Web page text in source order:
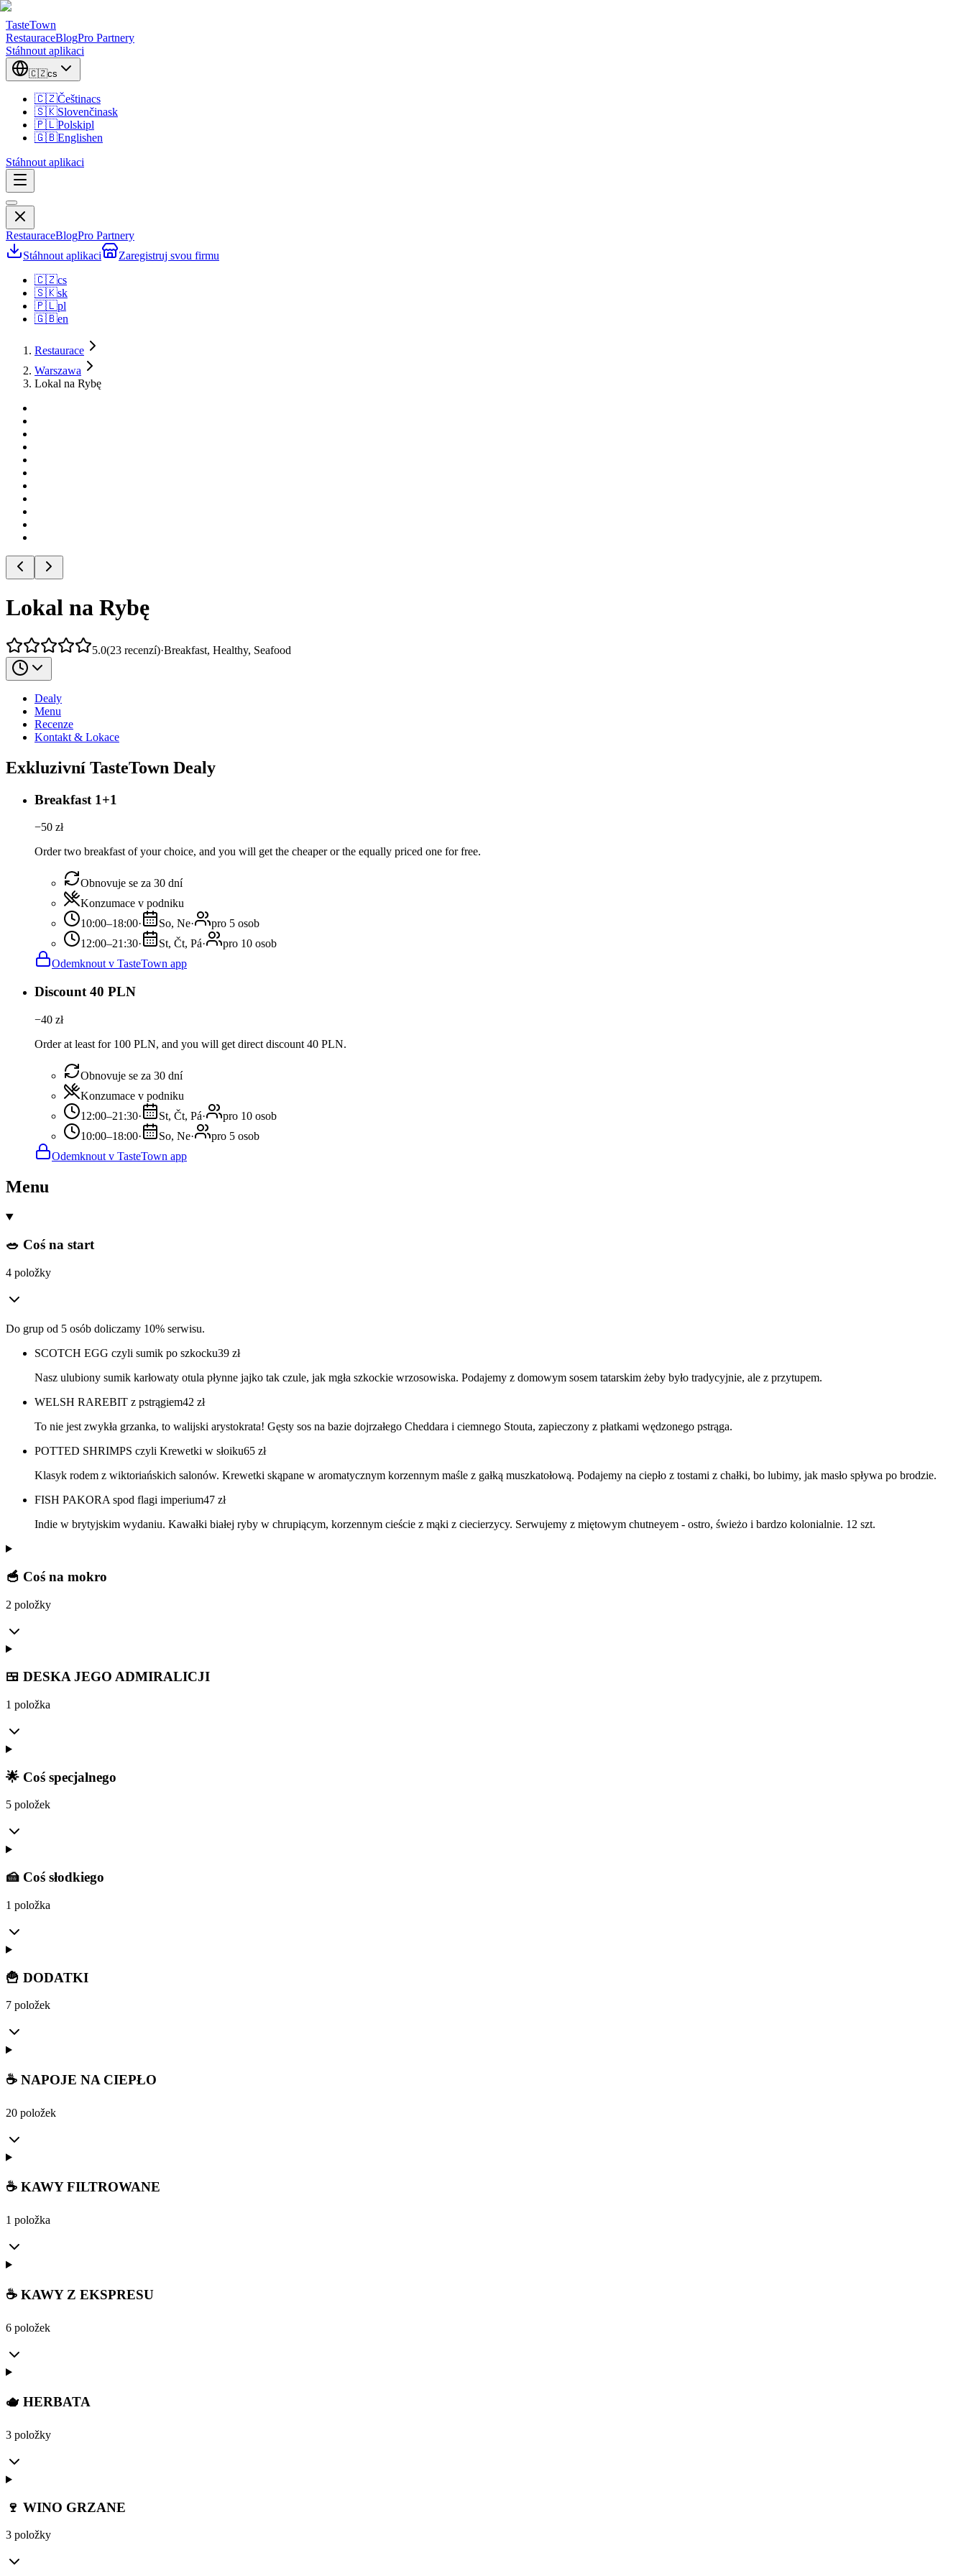
TasteTown
RestauraceBlogPro Partnery
Stáhnout aplikaci
🇨🇿cs
🇨🇿Češtinacs
🇸🇰Slovenčinask
🇵🇱Polskipl
🇬🇧Englishen
Stáhnout aplikaci
RestauraceBlogPro Partnery
Stáhnout aplikaci
Zaregistruj svou firmu
🇨🇿cs
🇸🇰sk
🇵🇱pl
🇬🇧en
Restaurace
Warszawa
Lokal na Rybę
Lokal na Rybę
5.0(23 recenzí)·Breakfast, Healthy, Seafood
Dealy
Menu
Recenze
Kontakt & Lokace
Exkluzivní TasteTown Dealy
Breakfast 1+1
−50 zł
Order two breakfast of your choice, and you will get the cheaper or the equally priced one for free.
Obnovuje se za 30 dní
Konzumace v podniku
10:00–18:00· So, Ne·
pro 5 osob
12:00–21:30· St, Čt, Pá·
pro 10 osob
Odemknout v TasteTown app
Discount 40 PLN
−40 zł
Order at least for 100 PLN, and you will get direct discount 40 PLN.
Obnovuje se za 30 dní
Konzumace v podniku
12:00–21:30· St, Čt, Pá·
pro 10 osob
10:00–18:00· So, Ne·
pro 5 osob
Odemknout v TasteTown app
Menu
🥗 Coś na start
4 položky
Do grup od 5 osób doliczamy 10% serwisu.
SCOTCH EGG czyli sumik po szkocku39 zł
Nasz ulubiony sumik karłowaty otula płynne jajko tak czule, jak mgła szkockie wrzosowiska. Podajemy z domowym sosem tatarskim żeby było tradycyjnie, ale z przytupem.
WELSH RAREBIT z pstrągiem42 zł
To nie jest zwykła grzanka, to walijski arystokrata! Gęsty sos na bazie dojrzałego Cheddara i ciemnego Stouta, zapieczony z płatkami wędzonego pstrąga.
POTTED SHRIMPS czyli Krewetki w słoiku65 zł
Klasyk rodem z wiktoriańskich salonów. Krewetki skąpane w aromatycznym korzennym maśle z gałką muszkatołową. Podajemy na ciepło z tostami z chałki, bo lubimy, jak masło spływa po brodzie.
FISH PAKORA spod flagi imperium47 zł
Indie w brytyjskim wydaniu. Kawałki białej ryby w chrupiącym, korzennym cieście z mąki z ciecierzycy. Serwujemy z miętowym chutneyem - ostro, świeżo i bardzo kolonialnie. 12 szt.
🥣 Coś na mokro
2 položky
🍱 DESKA JEGO ADMIRALICJI
1 položka
🌟 Coś specjalnego
5 položek
🍰 Coś słodkiego
1 položka
🍟 DODATKI
7 položek
☕ NAPOJE NA CIEPŁO
20 položek
☕ KAWY FILTROWANE
1 položka
☕ KAWY Z EKSPRESU
6 položek
🫖 HERBATA
3 položky
🍷 WINO GRZANE
3 položky